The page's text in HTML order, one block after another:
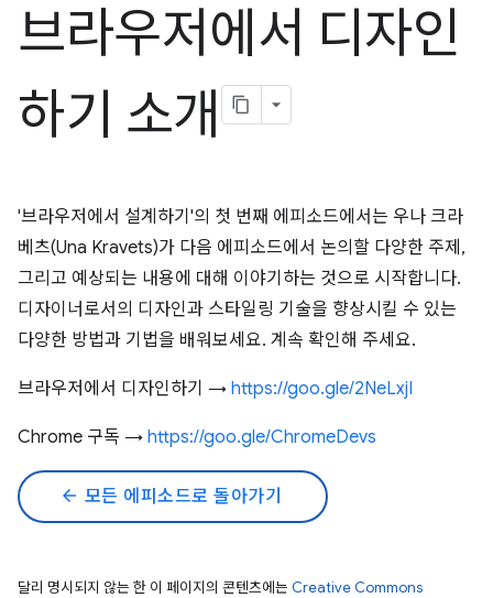
브라우저에서 디자인
하기 소개
'브라우저에서 설계하기'의 첫 번째 에피소드에서는 우나 크라
베츠(Una Kravets)가 다음 에피소드에서 논의할 다양한 주제,
그리고 예상되는 내용에 대해 이야기하는 것으로 시작합니다.
디자이너로서의 디자인과 스타일링 기술을 향상시킬 수 있는
다양한 방법과 기법을 배워보세요. 계속 확인해 주세요.
브라우저에서 디자인하기 → https://goo.gle/2NeLxjI
Chrome 구독 → https://goo.gle/ChromeDevs
arrow_back 모든 에피소드로 돌아가기
달리 명시되지 않는 한 이 페이지의 콘텐츠에는 Creative Commons